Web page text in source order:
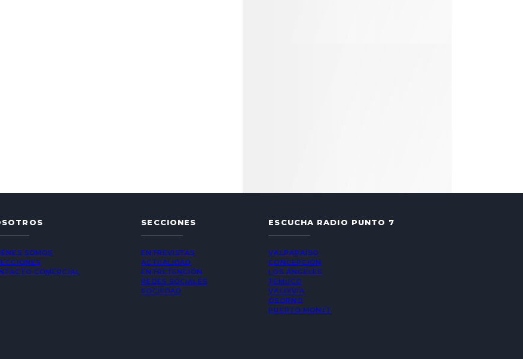
SOMOS
COMERCIAL
SECCIONES
ENTREVISTAS
ACTUALIDAD
ENTRETENCIÓN
REDES SOCIALES
SOCIEDAD
ESCUCHA RADIO PUNTO 7
VALPARAÍSO
CONCEPCIÓN
LOS ÁNGELES
TEMUCO
VALDIVIA
OSORNO
PUERTO MONTT